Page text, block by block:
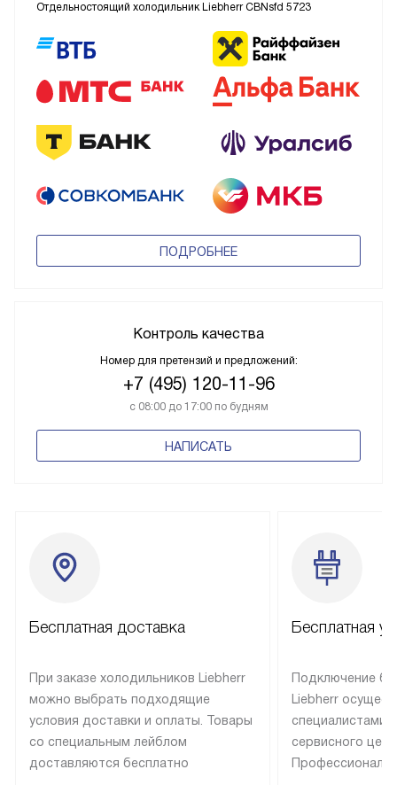
Отдельностоящий холодильник Liebherr CBNsfd 5723
ПОДРОБНЕЕ
Контроль качества
Номер для претензий и предложений:
+7 (495) 120-11-96
с 08:00 до 17:00 по будням
НАПИСАТЬ
Бесплатная доставка
При заказе холодильников Liebherr
можно выбрать подходящие
условия доставки и оплаты. Товары
со специальным лейблом
доставляются бесплатно
Бесплатная
Подключение
Liebherr
специалистами
сервисного